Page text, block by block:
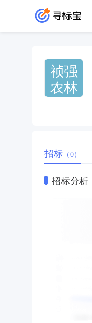
祯强
农林
招标 （0）
招标分析